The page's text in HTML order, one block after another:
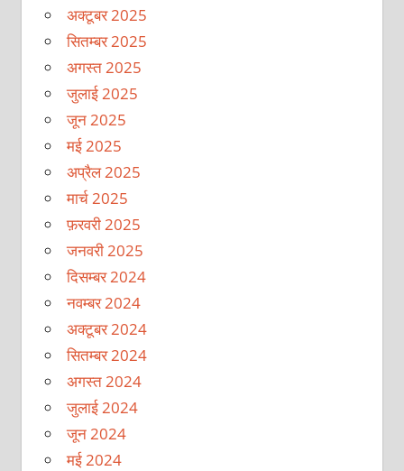
अक्टूबर 2025
सितम्बर 2025
अगस्त 2025
जुलाई 2025
जून 2025
मई 2025
अप्रैल 2025
मार्च 2025
फ़रवरी 2025
जनवरी 2025
दिसम्बर 2024
नवम्बर 2024
अक्टूबर 2024
सितम्बर 2024
अगस्त 2024
जुलाई 2024
जून 2024
मई 2024